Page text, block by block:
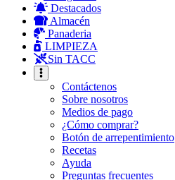
Destacados
Almacén
Panaderia
LIMPIEZA
Sin TACC
Contáctenos
Sobre nosotros
Medios de pago
¿Cómo comprar?
Botón de arrepentimiento
Recetas
Ayuda
Preguntas frecuentes